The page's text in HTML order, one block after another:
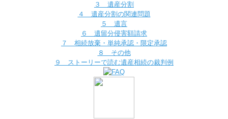
３ 遺産分割
４ 遺産分割の関連問題
５ 遺言
６ 遺留分侵害額請求
７ 相続放棄・単純承認・限定承認
８ その他
９ ストーリーで読む遺産相続の裁判例